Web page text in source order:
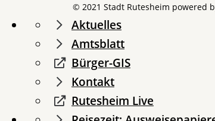
© 2021 Stadt Rutesheim powered
Aktuelles
Amtsblatt
Bürger-GIS
Kontakt
Rutesheim Live